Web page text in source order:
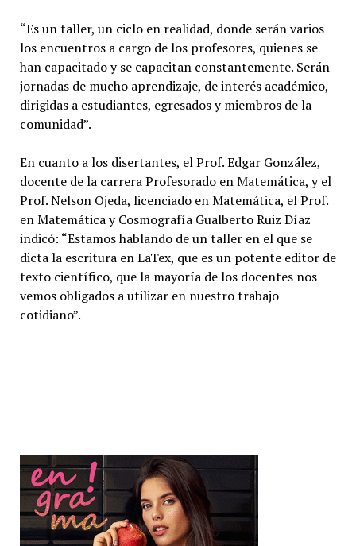
“Es un taller, un ciclo en realidad, donde serán varios
los encuentros a cargo de los profesores, quienes se
han capacitado y se capacitan constantemente. Serán
jornadas de mucho aprendizaje, de interés académico,
dirigidas a estudiantes, egresados y miembros de la
comunidad”.
En cuanto a los disertantes, el Prof. Edgar González,
docente de la carrera Profesorado en Matemática, y el
Prof. Nelson Ojeda, licenciado en Matemática, el Prof.
en Matemática y Cosmografía Gualberto Ruiz Díaz
indicó: “Estamos hablando de un taller en el que se
dicta la escritura en LaTex, que es un potente editor de
texto científico, que la mayoría de los docentes nos
vemos obligados a utilizar en nuestro trabajo
cotidiano”.